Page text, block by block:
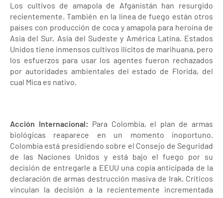
Los cultivos de amapola de Afganistán han resurgido
recientemente. También en la línea de fuego están otros
países con producción de coca y amapola para heroína de
Asia del Sur, Asia del Sudeste y América Latina. Estados
Unidos tiene inmensos cultivos ilícitos de marihuana, pero
los esfuerzos para usar los agentes fueron rechazados
por autoridades ambientales del estado de Florida, del
cual Mica es nativo.
Acción Internacional: Para Colombia, el plan de armas
biológicas reaparece en un momento inoportuno.
Colombia está presidiendo sobre el Consejo de Seguridad
de las Naciones Unidos y está bajo el fuego por su
decisión de entregarle a EEUU una copia anticipada de la
declaración de armas destrucción masiva de Irak. Críticos
vinculan la decisión a la recientemente incrementada